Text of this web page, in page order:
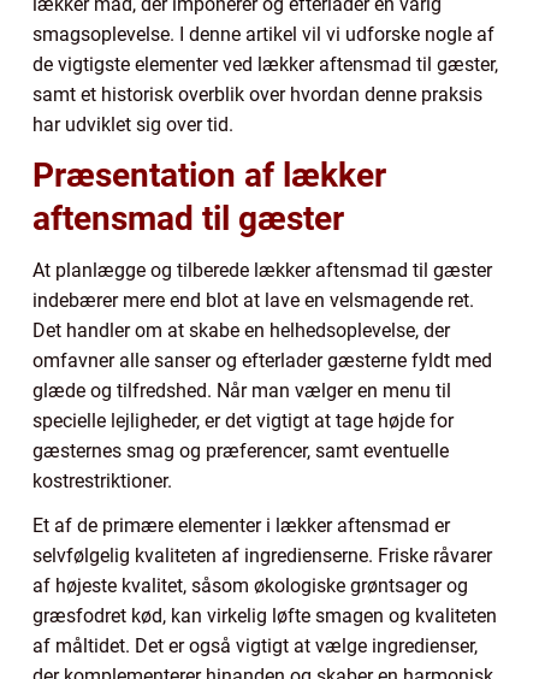
smagsoplevelse. I denne artikel vil vi udforske nogle af
de vigtigste elementer ved lækker aftensmad til gæster,
samt et historisk overblik over hvordan denne praksis
har udviklet sig over tid.
Præsentation af lækker
aftensmad til gæster
At planlægge og tilberede lækker aftensmad til gæster
indebærer mere end blot at lave en velsmagende ret.
Det handler om at skabe en helhedsoplevelse, der
omfavner alle sanser og efterlader gæsterne fyldt med
glæde og tilfredshed. Når man vælger en menu til
specielle lejligheder, er det vigtigt at tage højde for
gæsternes smag og præferencer, samt eventuelle
kostrestriktioner.
Et af de primære elementer i lækker aftensmad er
selvfølgelig kvaliteten af ingredienserne. Friske råvarer
af højeste kvalitet, såsom økologiske grøntsager og
græsfodret kød, kan virkelig løfte smagen og kvaliteten
af måltidet. Det er også vigtigt at vælge ingredienser,